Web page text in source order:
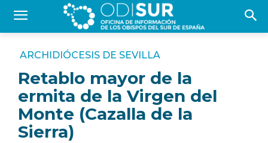
ARCHIDIÓCESIS DE SEVILLA
Retablo mayor de la
ermita de la Virgen del
Monte (Cazalla de la
Sierra)